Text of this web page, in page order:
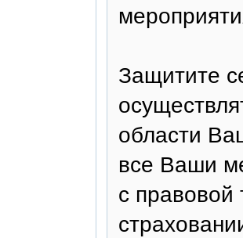
Защитите
области
все Ваши
с правовой